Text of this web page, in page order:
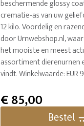
beschermende glossy
crematie-as van uw
12 kilo. Voordelig en
door Urnwebshop.nl,
het mooiste en meest
assortiment dierenurnen
vindt. Winkelwaarde: EUR
€85,00
Bestel